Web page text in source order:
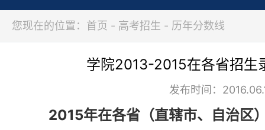
您现在的位置：首页 - 高考招生 - 历年分数线
学院2013-2015在各省招生
发布时间：
2015年在各省（直辖市、自治区